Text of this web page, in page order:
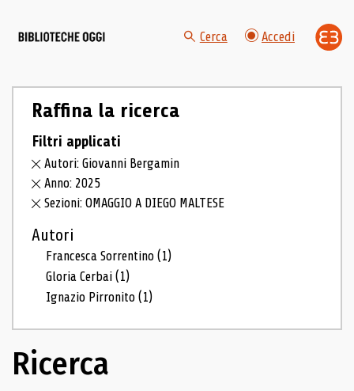
Cerca Accedi
Raffina la ricerca
Filtri applicati
Autori: Giovanni Bergamin
Anno: 2025
Sezioni: OMAGGIO A DIEGO MALTESE
Autori
Francesca Sorrentino(1)
Gloria Cerbai(1)
Ignazio Pirronito(1)
Ricerca